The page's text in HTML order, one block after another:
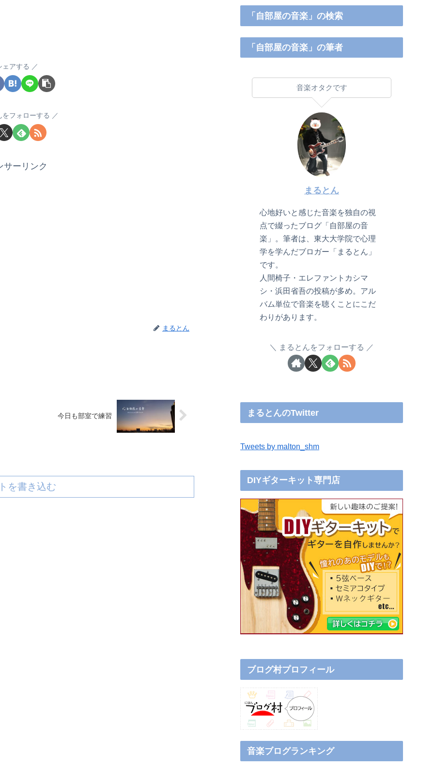
ェアする
をフォローする
サーリンク
まるとん
今日も部室で練習
を書き込む
「自部屋の音楽」の検索
「自部屋の音楽」の筆者
音楽オタクです
まるとん
心地好いと感じた音楽を独自の視
点で綴ったブログ「自部屋の音
楽」。筆者は、東大大学院で心理
学を学んだブロガー「まるとん」
です。
人間椅子・エレファントカシマ
シ・浜田省吾の投稿が多め。アル
バム単位で音楽を聴くことにこだ
わりがあります。
まるとんをフォローする
まるとんのTwitter
Tweets by malton_shm
DIYギターキット専門店
ブログ村プロフィール
音楽ブログランキング